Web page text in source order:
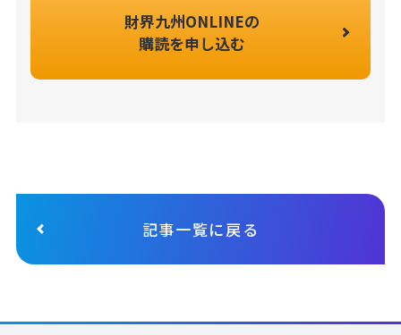
財界九州ONLINEの
購読を申し込む
記事一覧に戻る